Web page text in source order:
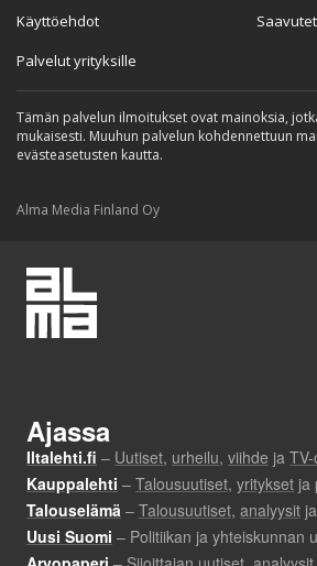
Käyttöehdot
Palvelut yrityksille
Tämän palvelun ilmoitukset ovat mainoksia,
mukaisesti. Muuhun palvelun kohdennettuun
evästeasetusten kautta.
Alma Media Finland Oy